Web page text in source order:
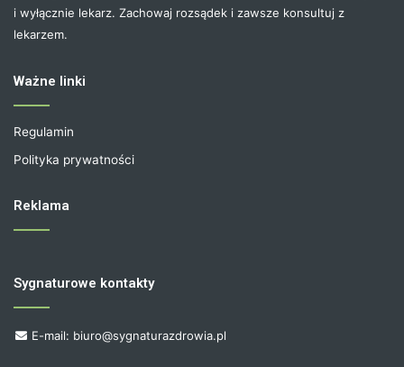
i wyłącznie lekarz. Zachowaj rozsądek i zawsze konsultuj z
lekarzem.
Ważne linki
Regulamin
Polityka prywatności
Reklama
Sygnaturowe kontakty
E-mail: biuro@sygnaturazdrowia.pl